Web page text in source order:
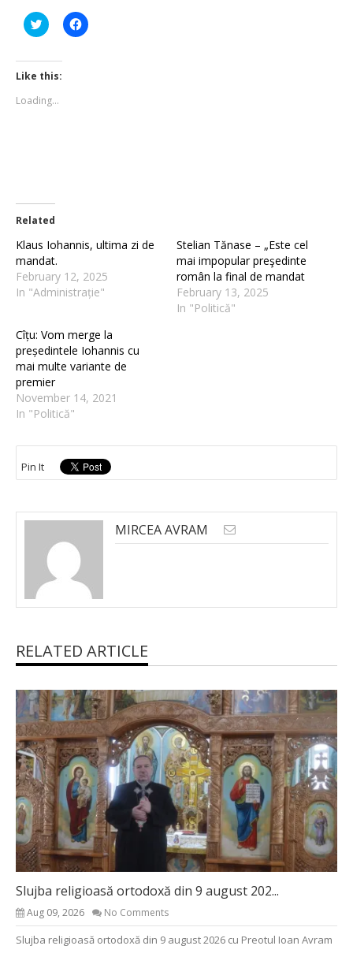
Click
to
Twitter
(Opens
in
window)
Click
to
Like this:
Loading...
Related
Klaus Iohannis, ultima zi de
mandat.
February 12, 2025
In "Administrație"
Stelian Tănase – „Este cel
mai impopular preşedinte
român la final de mandat
February 13, 2025
In "Politică"
Cîțu: Vom merge la
președintele Iohannis cu
mai multe variante de
premier
November 14, 2021
In "Politică"
Pin It
MIRCEA AVRAM
RELATED ARTICLE
Slujba religioasă ortodoxă din 9 august 202...
Aug 09, 2026 No Comments
Slujba religioasă ortodoxă din 9 august 2026 cu Preotul Ioan Avram